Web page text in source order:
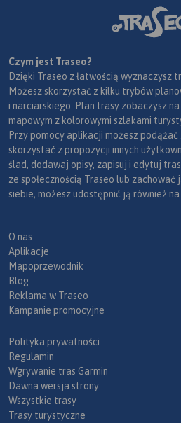
Czym jest Traseo?
Dzięki Traseo z łatwością wyznaczysz
Możesz skorzystać z kilku trybów
i narciarskiego. Plan trasy zobaczysz
mapowym z kolorowymi szlakami
Przy pomocy aplikacji możesz
skorzystać z propozycji innych
ślad, dodawaj opisy, zapisuj i edytuj
ze społecznością Traseo lub
siebie, możesz udostępnić ją również
O nas
Aplikacje
Mapoprzewodnik
Blog
Reklama w Traseo
Kampanie promocyjne
Polityka prywatności
Regulamin
Wgrywanie tras Garmin
Dawna wersja strony
Wszystkie trasy
Trasy turystyczne